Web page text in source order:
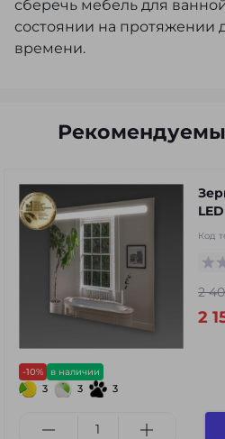
сберечь мебель для
состоянии на протяжении
времени.
-10% в наличии
3 3 3
Код
2
2